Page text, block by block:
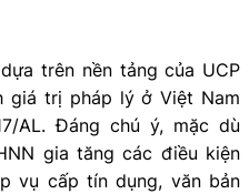
trên nền tảng của UCP
giá trị pháp lý ở Việt Nam
AL. Đáng chú ý, mặc dù
gia tăng các điều kiện
vụ cấp tín dụng, văn bản